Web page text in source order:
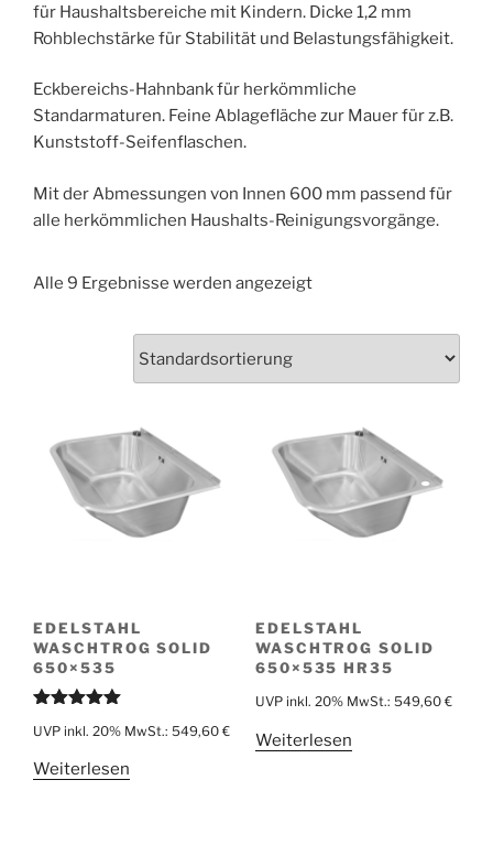
für Haushaltsbereiche mit Kindern. Dicke 1,2 mm
Rohblechstärke für Stabilität und Belastungsfähigkeit.
Eckbereichs-Hahnbank für herkömmliche
Standarmaturen. Feine Ablagefläche zur Mauer für z.B.
Kunststoff-Seifenflaschen.
Mit der Abmessungen von Innen 600 mm passend für
alle herkömmlichen Haushalts-Reinigungsvorgänge.
Alle 9 Ergebnisse werden angezeigt
EDELSTAHL
WASCHTROG SOLID
650×535
mit 5.00
UVP inkl. 20% MwSt.: 549,60 €
Weiterlesen
EDELSTAHL
WASCHTROG SOLID
650×535 HR35
UVP inkl. 20% MwSt.: 549,60 €
Weiterlesen